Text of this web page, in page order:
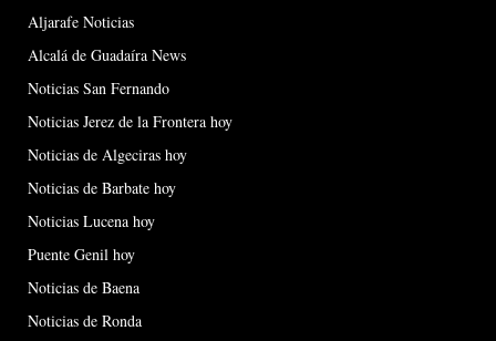
Aljarafe Noticias
Alcalá de Guadaíra News
Noticias San Fernando
Noticias Jerez de la Frontera hoy
Noticias de Algeciras hoy
Noticias de Barbate hoy
Noticias Lucena hoy
Puente Genil hoy
Noticias de Baena
Noticias de Ronda